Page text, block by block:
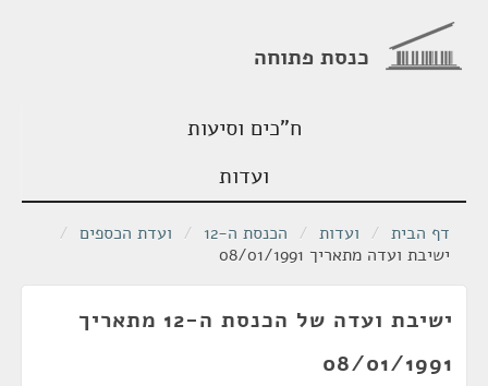
כנסת פתוחה
ח"כים וסיעות
ועדות
דף הבית / ועדות / הכנסת ה-12 / ועדת הכספים /
ישיבת ועדה מתאריך 08/01/1991
ישיבת ועדה של הכנסת ה-12 מתאריך
08/01/1991